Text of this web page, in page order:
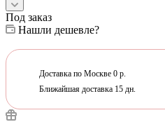
Под заказ
Нашли дешевле?
Доставка по Москве 0 р.
Ближайшая доставка 15 дн.